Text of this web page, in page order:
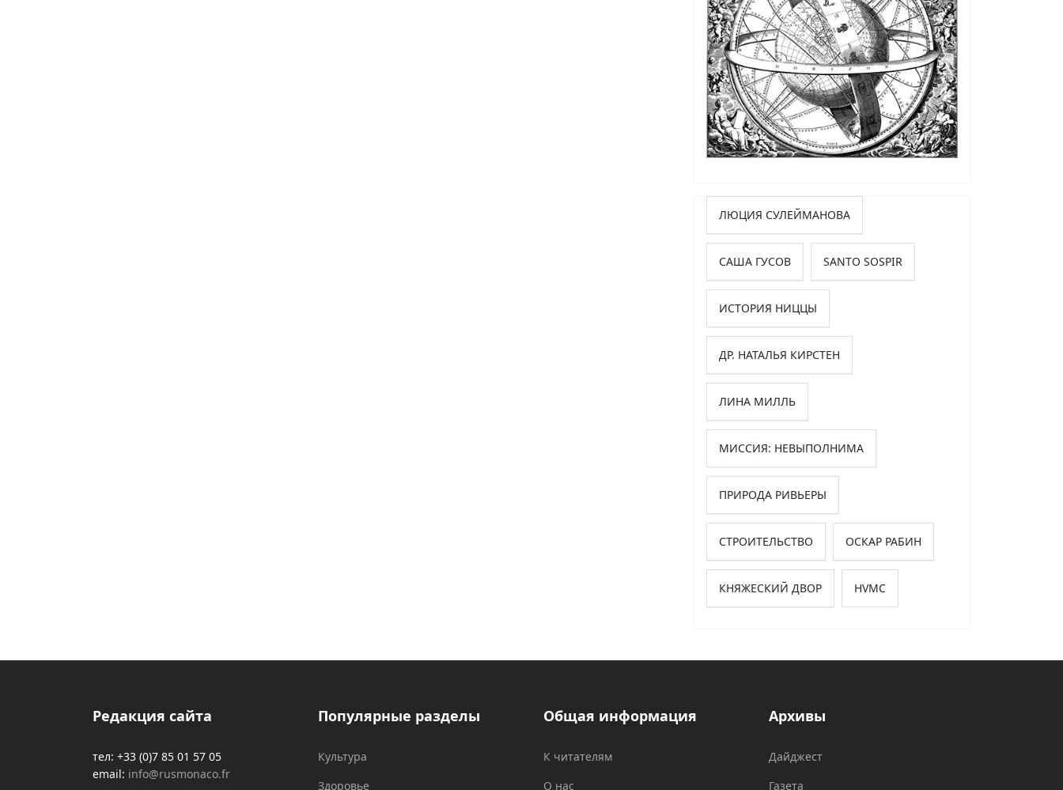
ЛЮЦИЯ СУЛЕЙМАНОВА
САША ГУСОВ SANTO SOSPIR
ИСТОРИЯ НИЦЦЫ
ДР. НАТАЛЬЯ КИРСТЕН
ЛИНА МИЛЛЬ
МИССИЯ: НЕВЫПОЛНИМА
ПРИРОДА РИВЬЕРЫ
СТРОИТЕЛЬСТВО ОСКАР РАБИН
КНЯЖЕСКИЙ ДВОР HVMC
Редакция сайта
тел: +33 (0)7 85 01 57 05
email: info@rusmonaco.fr
Популярные разделы
Культура
Здоровье
Общая информация
К читателям
О нас
Архивы
Дайджест
Газета